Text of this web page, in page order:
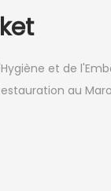
et de
au